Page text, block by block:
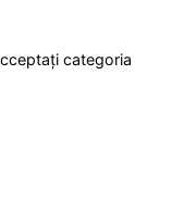
categoria